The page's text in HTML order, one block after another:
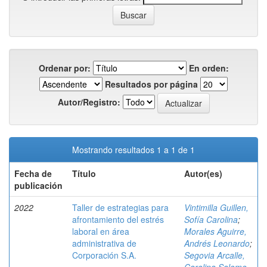
Ordenar por:
En orden:
Resultados por página
Autor/Registro:
Mostrando resultados 1 a 1 de 1
Fecha de
publicación
Título Autor(es)
2022
Taller de estrategias para
afrontamiento del estrés
laboral en área
administrativa de
Corporación S.A.
Vintimilla Guillen,
Sofía Carolina;
Morales Aguirre,
Andrés Leonardo;
Segovia Arcalle,